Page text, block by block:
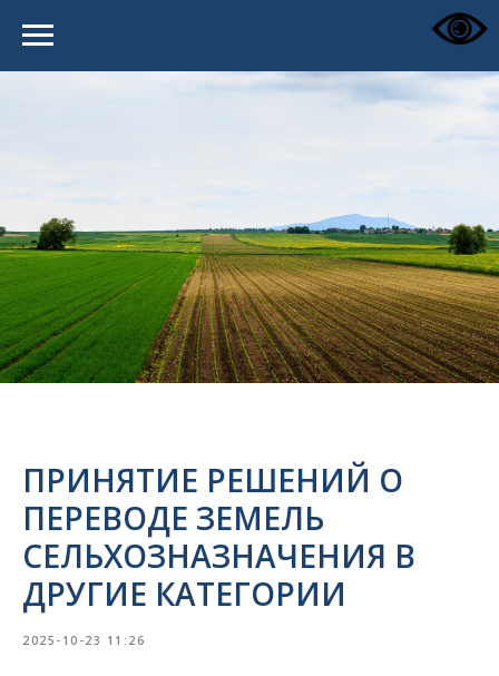
ПРИНЯТИЕ РЕШЕНИЙ О
ПЕРЕВОДЕ ЗЕМЕЛЬ
СЕЛЬХОЗНАЗНАЧЕНИЯ В
ДРУГИЕ КАТЕГОРИИ
2025-10-23 11:26